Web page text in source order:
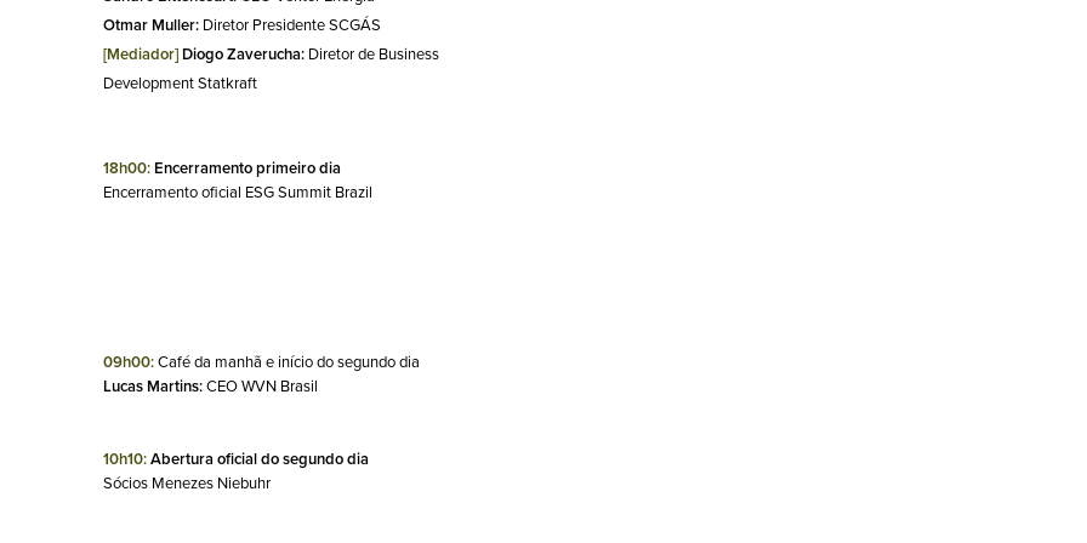
Otmar Muller: Diretor Presidente SCGÁS
[Mediador] Diogo Zaverucha: Diretor de Business
Development Statkraft
18h00: Encerramento primeiro dia
Encerramento oficial ESG Summit Brazil
09h00:Café da manhã e início do segundo dia
Lucas Martins: CEO WVN Brasil
10h10: Abertura oficial do segundo dia
Sócios Menezes Niebuhr